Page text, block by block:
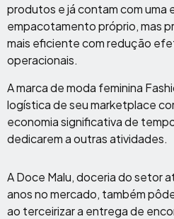
produtos e já contam com uma
empacotamento próprio, mas
mais eficiente com redução
operacionais.
A marca de moda feminina
logística de seu marketplace
economia significativa de
dedicarem a outras atividades.
A Doce Malu, doceria do setor
anos no mercado, também
ao terceirizar a entrega de